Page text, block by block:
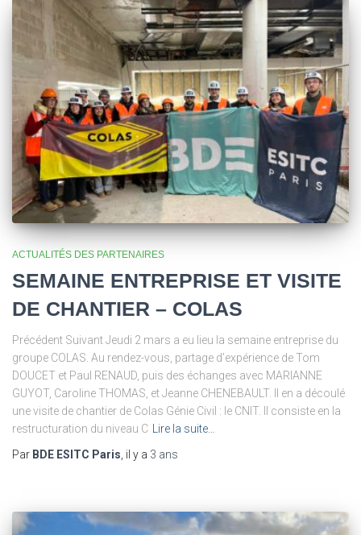
ACTUALITÉS DES PARTENAIRES
SEMAINE ENTREPRISE ET VISITE
DE CHANTIER – COLAS
Précédent Suivant Jeudi 2 mars a eu lieu la semaine entreprise du
groupe COLAS. Au rendez-vous, partage d’expérience de Tom
DOUCET et Paul RENAUD, puis des échanges avec MARIANNE
GUYOT, Caroline THOMAS, et Jeanne CHENEBAULT. Il en a découlé
une visite de chantier de Colas Génie Civil : le CNIT. Il consiste en la
restructuration du niveau C
Lire la suite…
Par BDE ESITC Paris , il y a 3 ans